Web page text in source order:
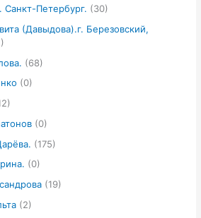
Санкт-Петербург. (30)
(Давыдова).г. Березовский,
(68)
(0)
(0)
(175)
(0)
(19)
(2)